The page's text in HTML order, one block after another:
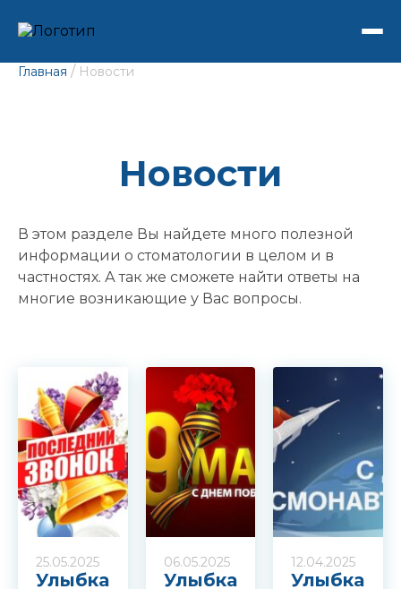
Главная / Новости
Новости
В этом разделе Вы найдете много полезной
информации о стоматологии в целом и в
частностях. А так же сможете найти ответы на
многие возникающие у Вас вопросы.
25.05.2025
Улыбка
06.05.2025
Улыбка
12.04.2025
Улыбка